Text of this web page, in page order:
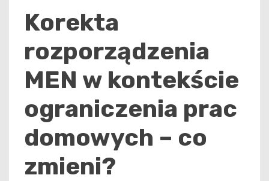
Korekta
rozporządzenia
MEN w kontekście
ograniczenia prac
domowych – co
zmieni?